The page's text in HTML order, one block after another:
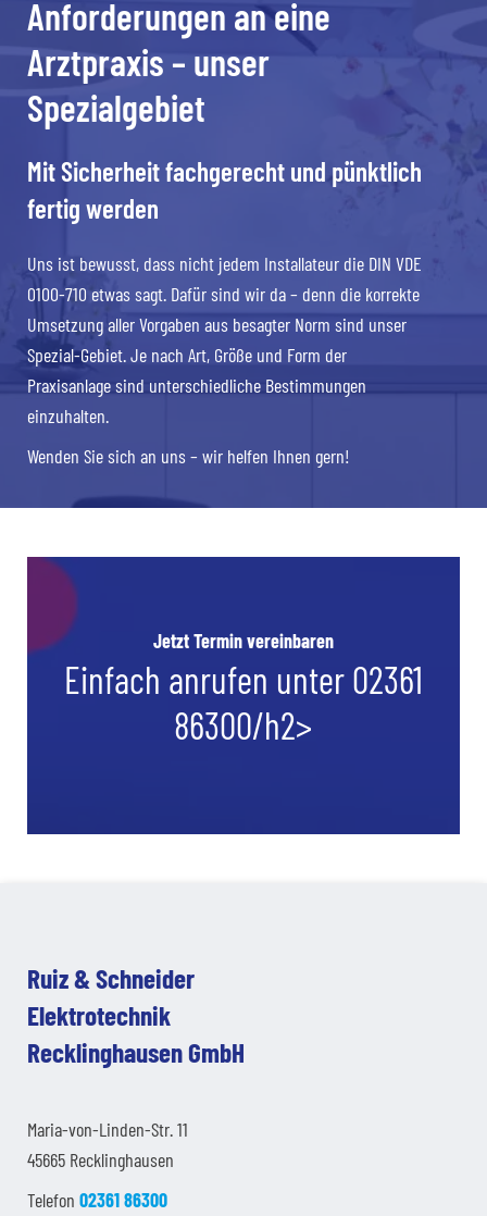
Anforderungen an eine
Arztpraxis – unser
Spezialgebiet
Mit Sicherheit fachgerecht und pünktlich
fertig werden
Uns ist bewusst, dass nicht jedem Installateur die DIN VDE
0100-710 etwas sagt. Dafür sind wir da – denn die korrekte
Umsetzung aller Vorgaben aus besagter Norm sind unser
Spezial-Gebiet. Je nach Art, Größe und Form der
Praxisanlage sind unterschiedliche Bestimmungen
einzuhalten.
Wenden Sie sich an uns – wir helfen Ihnen gern!
Jetzt Termin vereinbaren
Einfach anrufen unter 02361
86300/h2>
Ruiz & Schneider
Elektrotechnik
Recklinghausen GmbH
Maria-von-Linden-Str. 11
45665 Recklinghausen
Telefon 02361 86300